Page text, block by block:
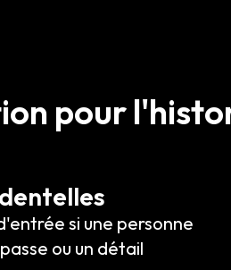
pour
si une personne
ou un détail